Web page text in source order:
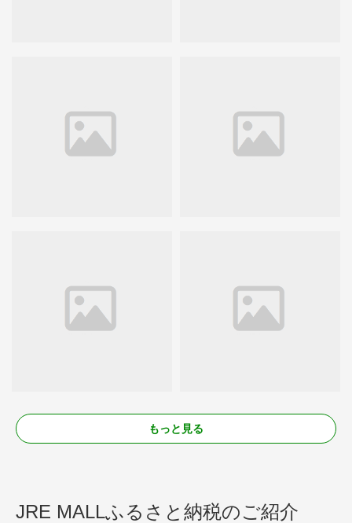
もっと見る
JRE MALLふるさと納税のご紹介